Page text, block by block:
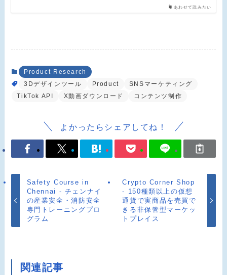
あわせて読みたい
Product Research
3Dデザインツール
Product
SNSマーケティング
TikTok API
X動画ダウンロード コンテンツ制作
よかったらシェアしてね！
Safety Course in
Chennai - チェンナイ
の産業安全・消防安全
専門トレーニングプロ
グラム
Crypto Corner Shop
- 150種類以上の仮想
通貨で実商品を売買で
きる非保管型マーケッ
トプレイス
関連記事